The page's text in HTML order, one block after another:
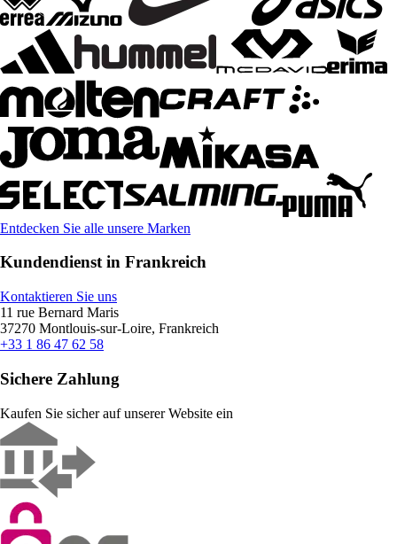
Entdecken Sie alle unsere Marken
Kundendienst in Frankreich
Kontaktieren Sie uns
11 rue Bernard Maris
37270 Montlouis-sur-Loire, Frankreich
+33 1 86 47 62 58
Sichere Zahlung
Kaufen Sie sicher auf unserer Website ein